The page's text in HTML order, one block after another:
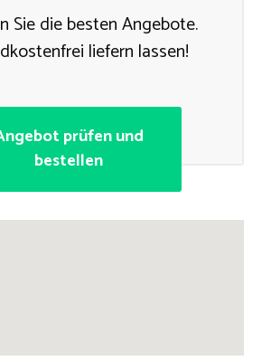
Sie die besten Angebote.
liefern lassen!
prüfen und
bestellen